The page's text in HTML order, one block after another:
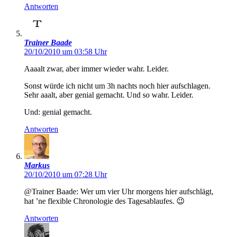
Antworten
Trainer Baade
20/10/2010 um 03:58 Uhr
Aaaalt zwar, aber immer wieder wahr. Leider.
Sonst würde ich nicht um 3h nachts noch hier aufschlagen.
Sehr aaalt, aber genial gemacht. Und so wahr. Leider.
Und: genial gemacht.
Antworten
Markus
20/10/2010 um 07:28 Uhr
@Trainer Baade: Wer um vier Uhr morgens hier aufschlägt,
hat ’ne flexible Chronologie des Tagesablaufes. 😉
Antworten